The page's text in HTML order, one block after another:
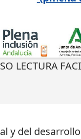
LECTURA
y del desarrollo